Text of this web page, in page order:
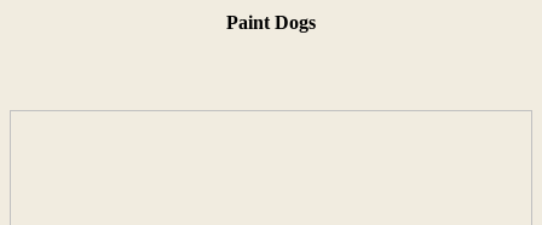
Paint Dogs